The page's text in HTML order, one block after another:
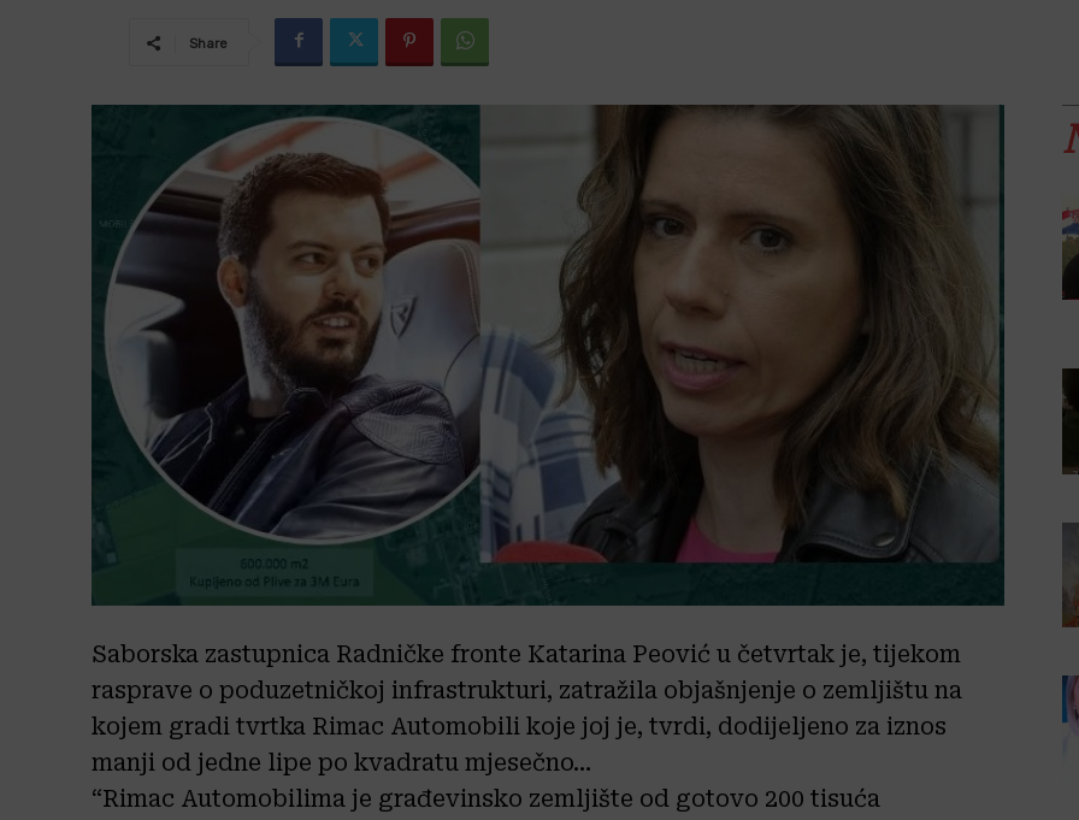
Share
Saborska zastupnica Radničke fronte Katarina Peović u četvrtak je, tijekom
rasprave o poduzetničkoj infrastrukturi, zatražila objašnjenje o zemljištu na
kojem gradi tvrtka Rimac Automobili koje joj je, tvrdi, dodijeljeno za iznos
manji od jedne lipe po kvadratu mjesečno…
“Rimac Automobilima je građevinsko zemljište od gotovo 200 tisuća